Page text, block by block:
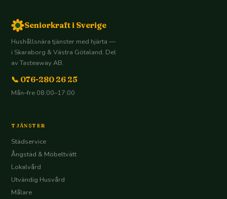
Seniorkraft i Sverige
Hushållsnära tjänster med hjärta —
i Skaraborg & Västra Götaland. Del
av Tasteaway AB.
📞 076-280 26 25
Mån–fre 08:00–17:00
TJÄNSTER
Städservice
Ångstäd & Möbeltvätt
Lokalvård
Utvändig Husvård
Målare